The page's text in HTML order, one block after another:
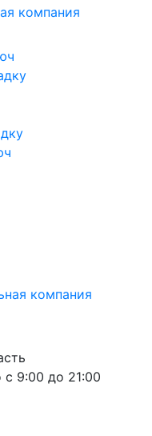
компания
компания
9:00 до 21:00